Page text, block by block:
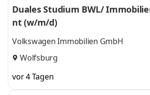
Duales Studium BWL/
nt (w/m/d)
Volkswagen Immobilien GmbH
Wolfsburg
vor 4 Tagen